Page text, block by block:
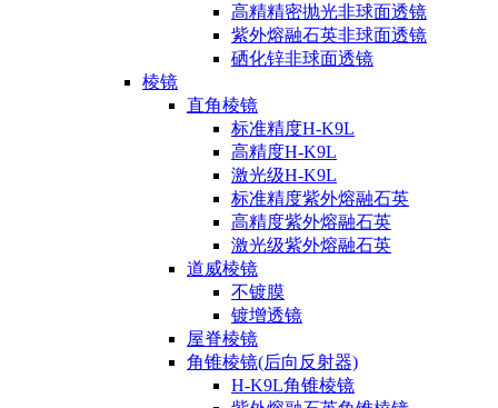
高精精密抛光非球面透镜
紫外熔融石英非球面透镜
硒化锌非球面透镜
棱镜
直角棱镜
标准精度H-K9L
高精度H-K9L
激光级H-K9L
标准精度紫外熔融石英
高精度紫外熔融石英
激光级紫外熔融石英
道威棱镜
不镀膜
镀增透镜
屋脊棱镜
角锥棱镜(后向反射器)
H-K9L角锥棱镜